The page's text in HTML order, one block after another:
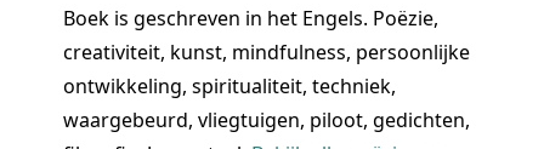
Boek is geschreven in het Engels. Poëzie,
creativiteit, kunst, mindfulness, persoonlijke
ontwikkeling, spiritualiteit, techniek,
waargebeurd, vliegtuigen, piloot, gedichten,